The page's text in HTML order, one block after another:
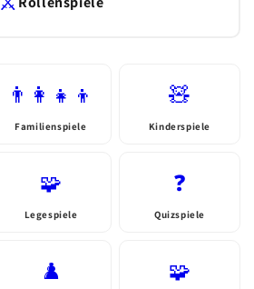
👨‍👩‍👧‍👦
Familienspiele
🧸
Kinderspiele
🧩
Legespiele
❓
Quizspiele
♟️ 🧩